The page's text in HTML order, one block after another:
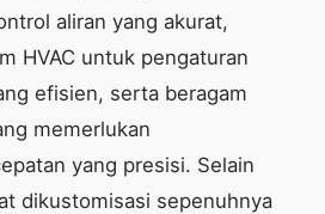
aliran yang akurat,
HVAC untuk pengaturan
efisien, serta beragam
memerlukan
yang presisi. Selain
dikustomisasi sepenuhnya